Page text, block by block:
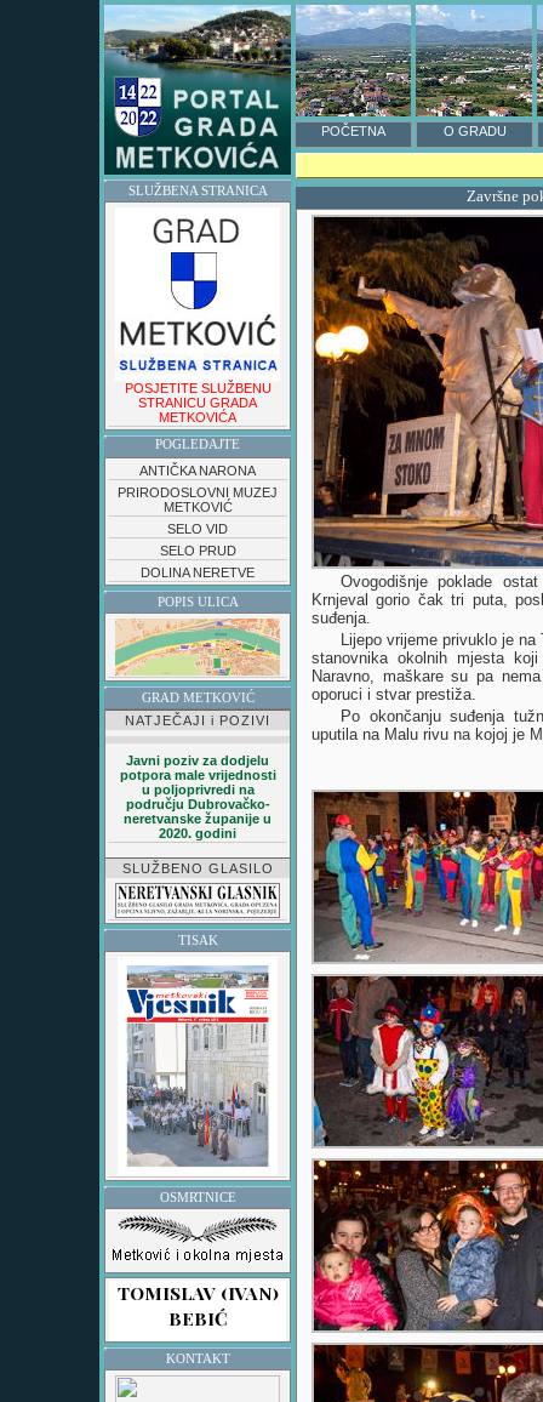
POČETNA O GRADU
SLUŽBENA STRANICA
POSJETITE SLUŽBENU
STRANICU GRADA
METKOVIĆA
POGLEDAJTE
ANTIČKA NARONA
PRIRODOSLOVNI MUZEJ
METKOVIĆ
SELO VID
SELO PRUD
DOLINA NERETVE
POPIS ULICA
GRAD METKOVIĆ
NATJEČAJI i POZIVI
Javni poziv za dodjelu
potpora male vrijednosti
u poljoprivredi na
području Dubrovačko-
neretvanske županije u
2020. godini
SLUŽBENO GLASILO
TISAK
OSMRTNICE
KONTAKT
Završne
Ovogodišnje poklade
Krnjeval gorio čak tri puta,
suđenja.
Lijepo vrijeme privuklo je
stanovnika okolnih mjesta
Naravno, maškare su pa
oporuci i stvar prestiža.
Po okončanju suđenja
uputila na Malu rivu na kojoj je